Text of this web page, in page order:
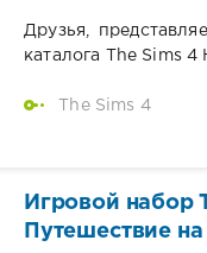
Друзья,
каталога The Sims
The Sims 4
Игровой набор
Путешествие на